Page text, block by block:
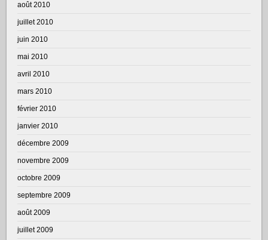
août 2010
juillet 2010
juin 2010
mai 2010
avril 2010
mars 2010
février 2010
janvier 2010
décembre 2009
novembre 2009
octobre 2009
septembre 2009
août 2009
juillet 2009